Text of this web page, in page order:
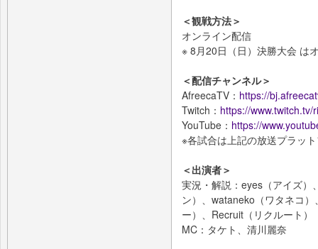
＜観戦方法＞
オンライン配信
※ 8月20日（日）決勝大会 は
＜配信チャンネル＞
AfreecaTV： https://
Twitch： https://www.twitch.tv/
YouTube： https://
※各試合は上記の放送プラッ
＜出演者＞
実況・解説：eyes（アイズ）
ン）、wataneko（ワタネコ
ー）、Recruit（リクルート）
MC：タケト、清川麗奈